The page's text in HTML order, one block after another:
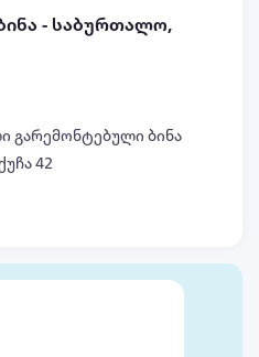
- საბურთალო,
გარემონტებული ბინა
42